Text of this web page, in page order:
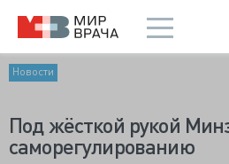
Новости
Под жёсткой рукой
саморегулированию